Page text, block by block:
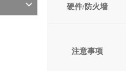
硬件/防火墙
注意事项